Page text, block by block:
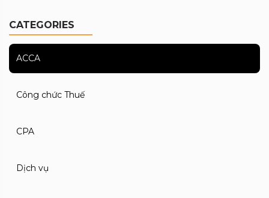
CATEGORIES
ACCA
Công chức Thuế
CPA
Dịch vụ